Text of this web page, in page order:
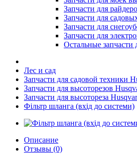
Запчасти для
Запчасти для
Запчасти для
Запчасти для
Остальные запчасти
Лес и сад
Запчасти для садовой техники
Запчасти для высоторезов
Запчасти для высотореза
Фільтр шланга (вхід до системи)
Описание
Отзывы (0)